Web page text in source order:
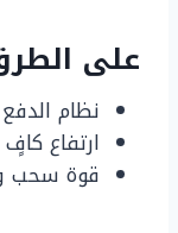
على
نظام
ارتفاع
قوة سحب